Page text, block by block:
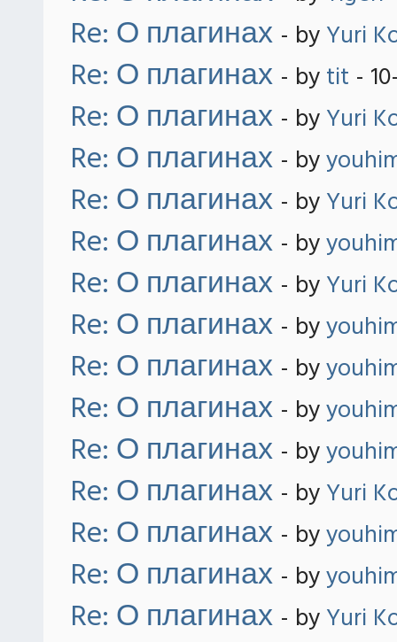
Re: О плагинах - byYuri
Re: О плагинах - bytit -
Re: О плагинах - byYuri
Re: О плагинах - by
Re: О плагинах - byYuri
Re: О плагинах - by
Re: О плагинах - byYuri
Re: О плагинах - by
Re: О плагинах - by
Re: О плагинах - by
Re: О плагинах - by
Re: О плагинах - byYuri
Re: О плагинах - by
Re: О плагинах - by
Re: О плагинах - byYuri